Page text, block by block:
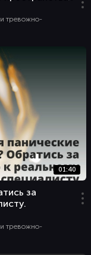
тревожно-
01:40
за
тревожно-